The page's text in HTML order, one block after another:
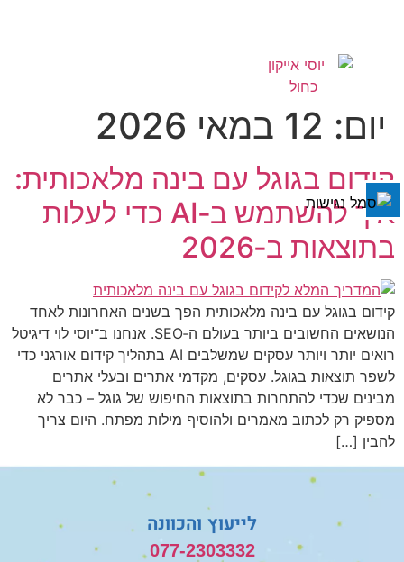
title סמן כותרות
zoom_out זום (הקטנה)
zoom_in זום (הגדלה)
remove_circle_outline הקטנת גופן
add_circle_outline הגדלת גופן
spellcheck גופן קריא
brightness_high ניגודיות בהירה
brightness_low ניגודיות כהה
format_underlined הוסף קו תחתון לקישורים
font_download
כל
האפשרויות
cached
יום: 12 במאי 2026
קידום בגוגל עם בינה מלאכותית:
איך להשתמש ב‑AI כדי לעלות
בתוצאות ב‑2026
קידום בגוגל עם בינה מלאכותית הפך בשנים האחרונות לאחד
הנושאים החשובים ביותר בעולם ה‑SEO. אנחנו ב־יוסי לוי דיגיטל
רואים יותר ויותר עסקים שמשלבים AI בתהליך קידום אורגני כדי
לשפר תוצאות בגוגל. עסקים, מקדמי אתרים ובעלי אתרים
מבינים שכדי להתחרות בתוצאות החיפוש של גוגל – כבר לא
מספיק רק לכתוב מאמרים ולהוסיף מילות מפתח. היום צריך
להבין […]
לייעוץ והכוונה
077-2303332